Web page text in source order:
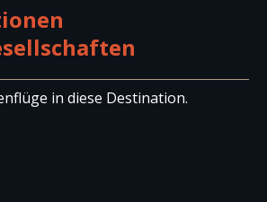
in diese Destination.